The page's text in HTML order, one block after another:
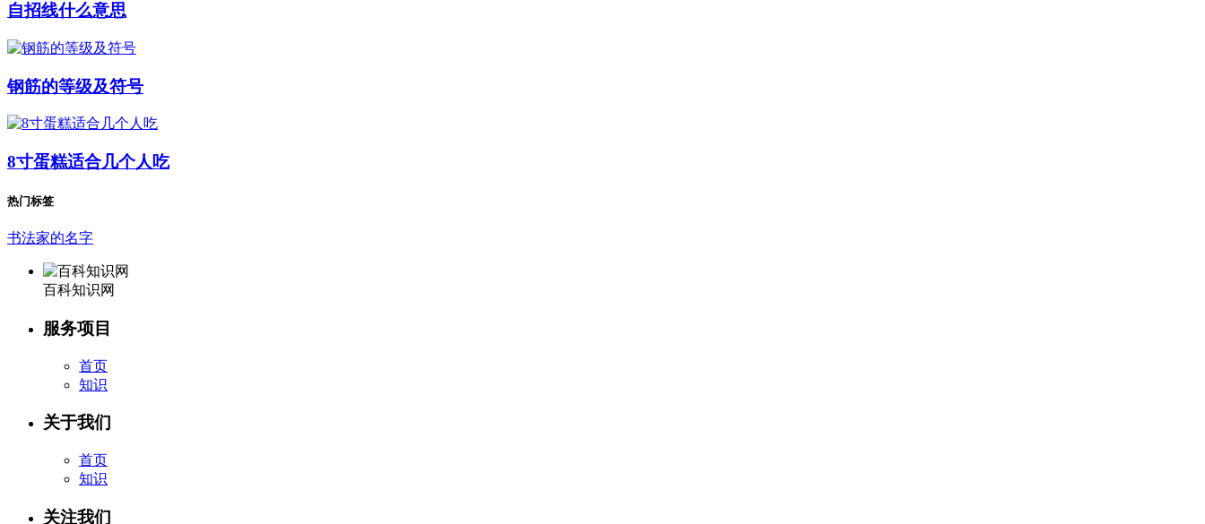
自招线什么意思
钢筋的等级及符号
8寸蛋糕适合几个人吃
热门标签
书法家的名字
百科知识网
服务项目
首页
知识
关于我们
首页
知识
关注我们